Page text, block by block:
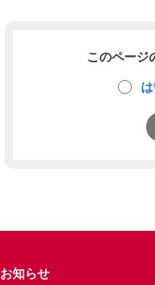
このページ
お知らせ